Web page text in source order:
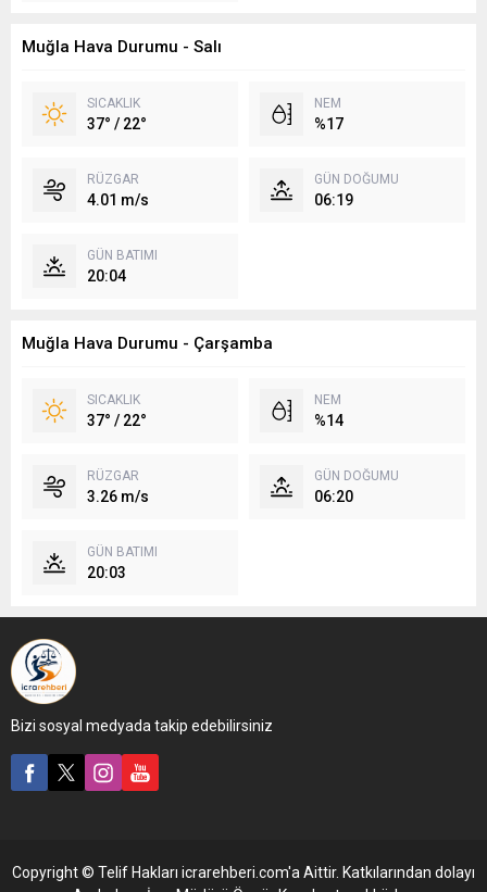
Muğla Hava Durumu - Salı
SICAKLIK
37° / 22°
NEM
%17
RÜZGAR
4.01 m/s
GÜN DOĞUMU
06:19
GÜN BATIMI
20:04
Muğla Hava Durumu - Çarşamba
SICAKLIK
37° / 22°
NEM
%14
RÜZGAR
3.26 m/s
GÜN DOĞUMU
06:20
GÜN BATIMI
20:03
Bizi sosyal medyada takip edebilirsiniz
Copyright © Telif Hakları icrarehberi.com'a Aittir. Katkılarından dolayı